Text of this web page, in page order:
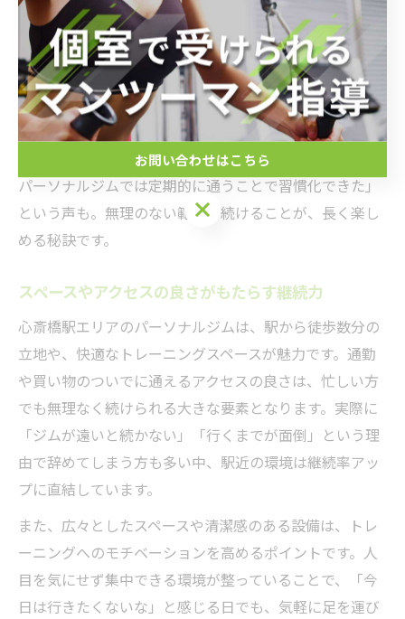
で飽きにくくなります。また、生活リズムや体調の変化
に柔軟に対応できるよう、定期的なカウンセリングを活
用しましょう。停滞期ややる気が出ない時期にも、トレ
ーナーからのアドバイスや励ましが大きな支えとなりま
す。
過去に挫折した方の中には「一人だと続かなかったが、
パーソナルジムでは定期的に通うことで習慣化できた」
という声も。無理のない範囲で続けることが、長く楽し
める秘訣です。
スペースやアクセスの良さがもたらす継続力
心斎橋駅エリアのパーソナルジムは、駅から徒歩数分の
立地や、快適なトレーニングスペースが魅力です。通勤
や買い物のついでに通えるアクセスの良さは、忙しい方
でも無理なく続けられる大きな要素となります。実際に
「ジムが遠いと続かない」「行くまでが面倒」という理
由で辞めてしまう方も多い中、駅近の環境は継続率アッ
プに直結しています。
また、広々としたスペースや清潔感のある設備は、トレ
ーニングへのモチベーションを高めるポイントです。人
目を気にせず集中できる環境が整っていることで、「今
日は行きたくないな」と感じる日でも、気軽に足を運び
お問い合わせはこちら